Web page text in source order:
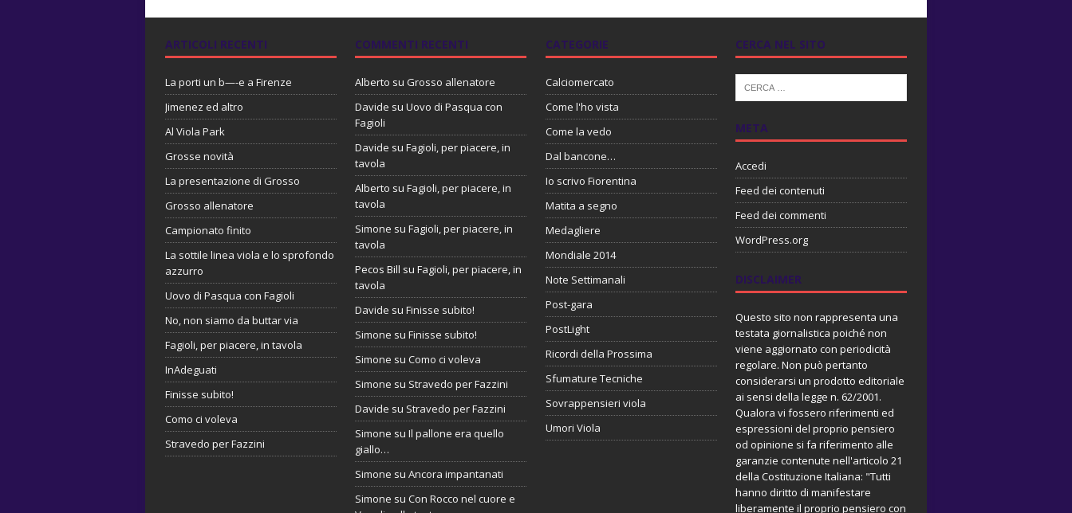
ARTICOLI RECENTI
La porti un b—-e a Firenze
Jimenez ed altro
Al Viola Park
Grosse novità
La presentazione di Grosso
Grosso allenatore
Campionato finito
La sottile linea viola e lo sprofondo
azzurro
Uovo di Pasqua con Fagioli
No, non siamo da buttar via
Fagioli, per piacere, in tavola
InAdeguati
Finisse subito!
Como ci voleva
Stravedo per Fazzini
COMMENTI RECENTI
Alberto su Grosso allenatore
Davide suUovo di Pasqua con
Fagioli
Davide suFagioli, per piacere, in
tavola
Alberto suFagioli, per piacere, in
tavola
Simone suFagioli, per piacere, in
tavola
Pecos Bill suFagioli, per piacere, in
tavola
Davide suFinisse subito!
Simone suFinisse subito!
Simone suComo ci voleva
Simone su Stravedo per Fazzini
Davide su Stravedo per Fazzini
Simone suIl pallone era quello
giallo…
Simone suAncora impantanati
Simone suCon Rocco nel cuore e
CATEGORIE
Calciomercato
Come l'ho vista
Come la vedo
Dal bancone…
Io scrivo Fiorentina
Matita a segno
Medagliere
Mondiale 2014
Note Settimanali
Post-gara
PostLight
Ricordi della Prossima
Sfumature Tecniche
Sovrappensieri viola
Umori Viola
CERCA NEL SITO
META
Accedi
Feed dei contenuti
Feed dei commenti
WordPress.org
DISCLAIMER
Questo sito non rappresenta una
testata giornalistica poiché non
viene aggiornato con periodicità
regolare. Non può pertanto
considerarsi un prodotto editoriale
ai sensi della legge n. 62/2001.
Qualora vi fossero riferimenti ed
espressioni del proprio pensiero
od opinione si fa riferimento alle
garanzie contenute nell'articolo 21
della Costituzione Italiana: "Tutti
hanno diritto di manifestare
liberamente il proprio pensiero con